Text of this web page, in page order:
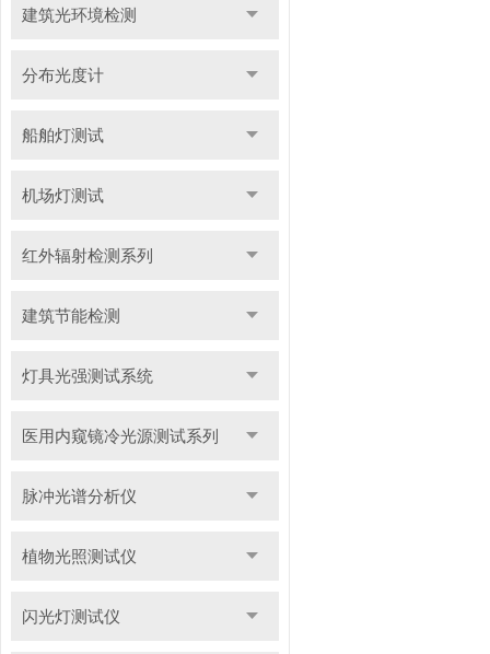
建筑光环境检测
分布光度计
船舶灯测试
机场灯测试
红外辐射检测系列
建筑节能检测
灯具光强测试系统
医用内窥镜冷光源测试系列
脉冲光谱分析仪
植物光照测试仪
闪光灯测试仪